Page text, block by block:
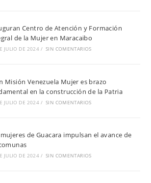
Centro de Atención y Formación
de la Mujer en Maracaibo
JULIO DE 2024 / SIN COMENTARIOS
Misión Venezuela Mujer es brazo
en la construcción de la Patria
JULIO DE 2024 / SIN COMENTARIOS
de Guacara impulsan el avance de
JULIO DE 2024 / SIN COMENTARIOS